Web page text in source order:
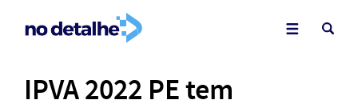
IPVA 2022 PE tem